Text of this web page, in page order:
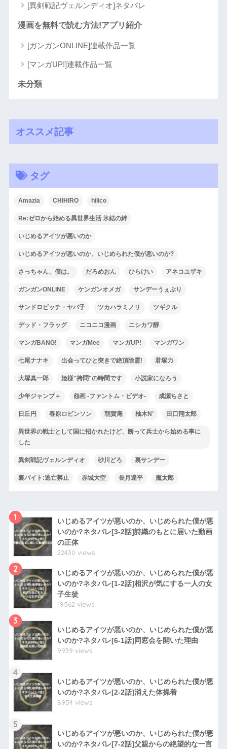
[異剣戦記ヴェルンディオ]ネタバレ
漫画を無料で読む方法!アプリ紹介
[ガンガンONLINE]連載作品一覧
[マンガUP!]連載作品一覧
未分類
オススメ記事
タグ
Amazia CHIHIRO hilico
Re:ゼロから始める異世界生活 氷結の絆
いじめるアイツが悪いのか
いじめるアイツが悪いのか、いじめられた僕が悪いのか?
さっちゃん、僕は。 だろめおん ひらけい アネコユザキ
ガンガンONLINE ケンガンオメガ サンデーうぇぶり
サンドロビッチ・ヤバ子 ツカハラミノリ ツギクル
デッド・フラッグ ニコニコ漫画 ニシカワ醇
マンガBANG! マンガMee マンガUP! マンガワン
七尾ナナキ 出会ってひと突きで絶頂除霊! 君塚力
大塚真一郎 姫様"拷問"の時間です 小説家になろう
少年ジャンプ＋ 怨画 -ファントム・ビデオ- 成瀬ちさと
日丘円 春原ロビンソン 朝賀庵 柚木N’ 田口翔太郎
異世界の戦士として国に招かれたけど、断って兵士から始める事に
した
異剣戦記ヴェルンディオ 砂川どろ 裏サンデー
裏バイト:逃亡禁止 赤城大空 長月達平 魔太郎
1
いじめるアイツが悪いのか、いじめられた僕が悪
いのか?ネタバレ[3-2話]詩織のもとに届いた動画
の正体
22430 views
2
いじめるアイツが悪いのか、いじめられた僕が悪
いのか?ネタバレ[1-2話]相沢が気にする一人の女
子生徒
19562 views
3
いじめるアイツが悪いのか、いじめられた僕が悪
いのか?ネタバレ[6-1話]同窓会を開いた理由
9939 views
4
いじめるアイツが悪いのか、いじめられた僕が悪
いのか?ネタバレ[2-2話]消えた体操着
8954 views
5
いじめるアイツが悪いのか、いじめられた僕が悪
いのか?ネタバレ[7-2話]父親からの絶望的な一言